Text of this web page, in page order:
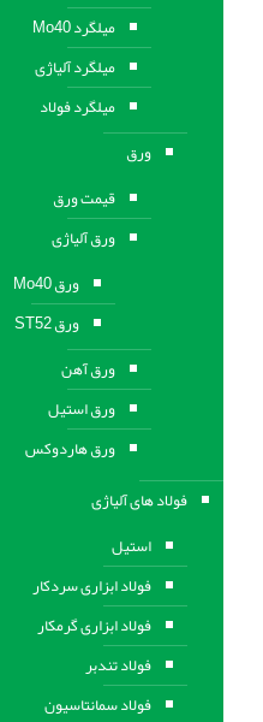
میلگرد Mo40
میلگرد آلیاژی
میلگرد فولاد
ورق
قیمت ورق
ورق آلیاژی
ورق Mo40
ورق ST52
ورق آهن
ورق استيل
ورق هاردوکس
فولاد های آلیاژی
استیل
فولاد ابزاری سردکار
فولاد ابزاری گرمکار
فولاد تندبر
فولاد سمانتاسیون